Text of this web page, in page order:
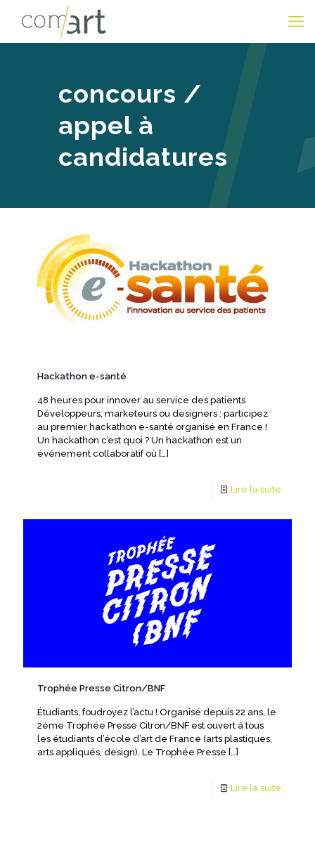
concours /
appel à
candidatures
Hackathon e-santé
48 heures pour innover au service des patients
Développeurs, marketeurs ou designers : participez
au premier hackathon e-santé organisé en France !
Un hackathon c’est quoi ? Un hackathon est un
événement collaboratif où […]
Lire la suite
Trophée Presse Citron/BNF
Étudiants, foudroyez l’actu ! Organisé depuis 22 ans, le
2ème Trophée Presse Citron/BNF est ouvert à tous
les étudiants d’école d’art de France (arts plastiques,
arts appliqués, design). Le Trophée Presse […]
Lire la suite